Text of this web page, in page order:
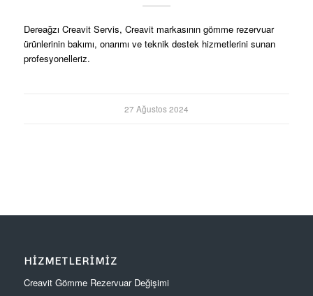
Dereağzı Creavit Servis, Creavit markasının gömme rezervuar
ürünlerinin bakımı, onarımı ve teknik destek hizmetlerini sunan
profesyonelleriz.
27 Ağustos 2024
HIZMETLERIMIZ
Creavit Gömme Rezervuar Değişimi